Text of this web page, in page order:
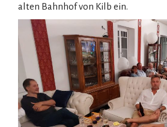
alten Bahnhof von Kilb ein.